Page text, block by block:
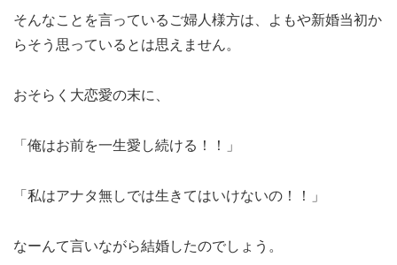
そんなことを言っているご婦人様方は、よもや新婚当初か
らそう思っているとは思えません。
おそらく大恋愛の末に、
「俺はお前を一生愛し続ける！！」
「私はアナタ無しでは生きてはいけないの！！」
なーんて言いながら結婚したのでしょう。